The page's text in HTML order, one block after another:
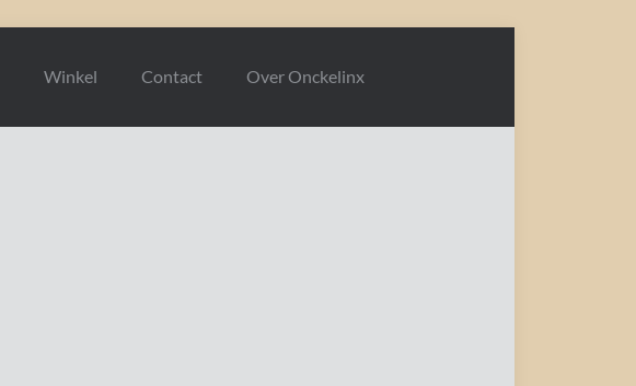
Winkel Contact Over Onckelinx